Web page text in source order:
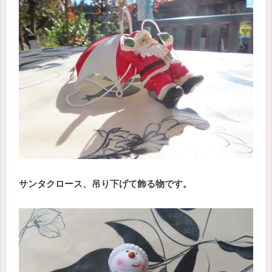
サンタクロース、吊り下げて飾る物です。